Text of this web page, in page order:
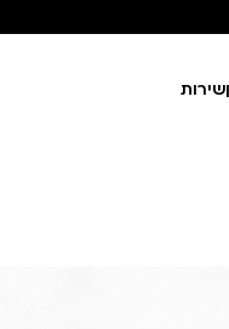
שירות